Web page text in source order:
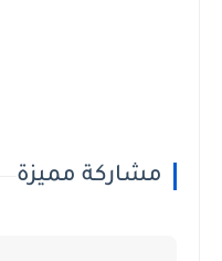
مشاركة مميزة